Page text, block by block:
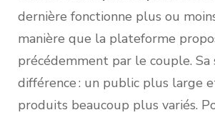
dernière fonctionne plus ou
manière que la plateforme
précédemment par le couple. Sa
différence : un public plus large
produits beaucoup plus variés.